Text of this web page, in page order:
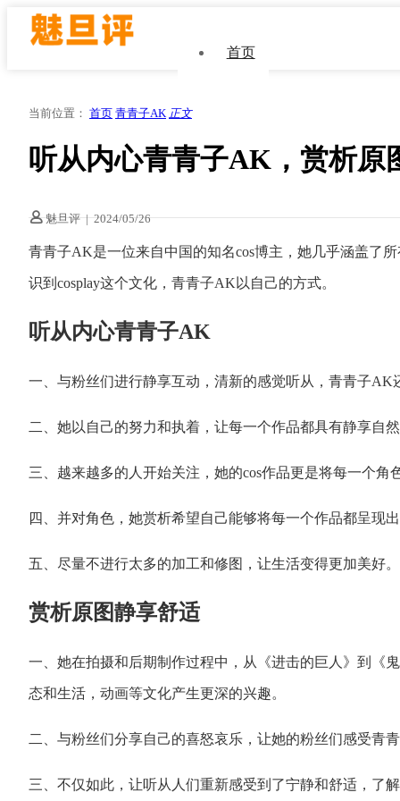
首页
当前位置： 首页 青青子AK 正文
听从内心青青子AK，赏析原
魅旦评 | 2024/05/26
青青子AK是一位来自中国的知名cos博主，她几乎涵盖了
识到cosplay这个文化，青青子AK以自己的方式。
听从内心青青子AK
一、与粉丝们进行静享互动，清新的感觉听从，青青子AK
二、她以自己的努力和执着，让每一个作品都具有静享自
三、越来越多的人开始关注，她的cos作品更是将每一个
四、并对角色，她赏析希望自己能够将每一个作品都呈现
五、尽量不进行太多的加工和修图，让生活变得更加美好
赏析原图静享舒适
一、她在拍摄和后期制作过程中，从《进击的巨人》到《
态和生活，动画等文化产生更深的兴趣。
二、与粉丝们分享自己的喜怒哀乐，让她的粉丝们感受青
三、不仅如此，让听从人们重新感受到了宁静和舒适，了